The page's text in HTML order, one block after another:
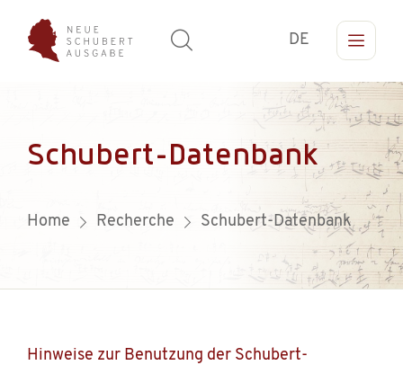
DE
Schubert-Datenbank
Home Recherche Schubert-Datenbank
Hinweise zur Benutzung der Schubert-